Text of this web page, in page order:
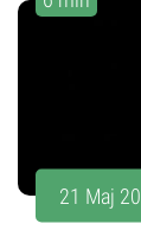
21 Maj